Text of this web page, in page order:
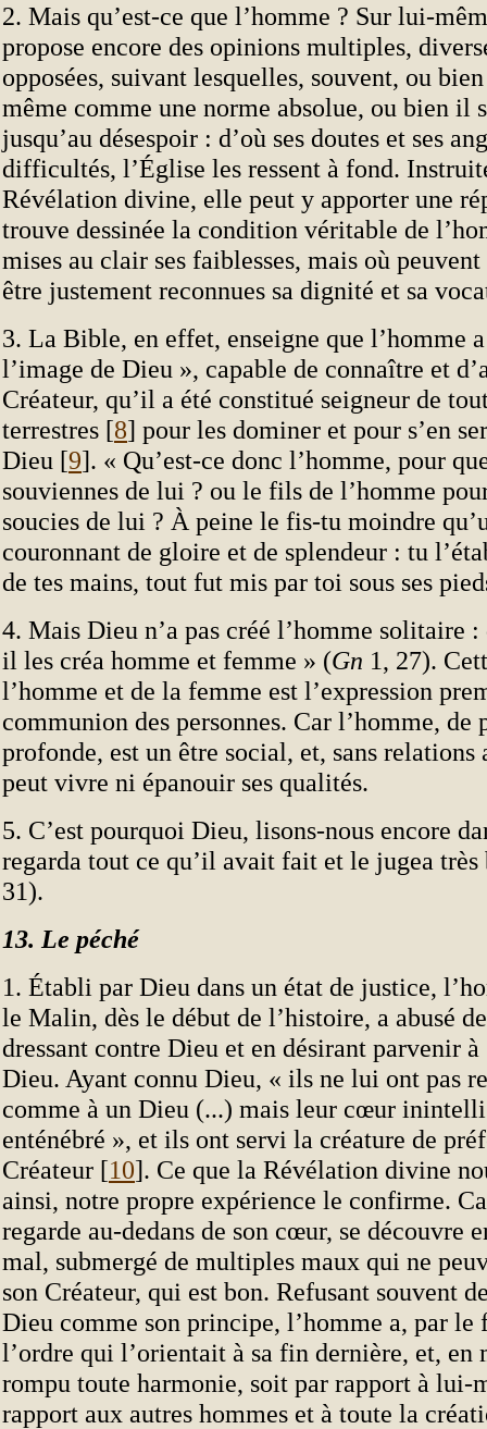
2. Mais qu’est-ce que l’homme ? Sur lui-
propose encore des opinions multiples,
opposées, suivant lesquelles, souvent, ou
même comme une norme absolue, ou bien il
jusqu’au désespoir : d’où ses doutes et ses
difficultés, l’Église les ressent à fond.
Révélation divine, elle peut y apporter une
trouve dessinée la condition véritable de
mises au clair ses faiblesses, mais où
être justement reconnues sa dignité et sa
3. La Bible, en effet, enseigne que l’homme
l’image de Dieu », capable de connaître et
Créateur, qu’il a été constitué seigneur de
terrestres [8] pour les dominer et pour s’en
Dieu [9]. « Qu’est-ce donc l’homme, pour
souviennes de lui ? ou le fils de l’homme
soucies de lui ? À peine le fis-tu moindre
couronnant de gloire et de splendeur : tu
de tes mains, tout fut mis par toi sous ses
4. Mais Dieu n’a pas créé l’homme solitaire
il les créa homme et femme » (Gn 1, 27).
l’homme et de la femme est l’expression
communion des personnes. Car l’homme, de
profonde, est un être social, et, sans
peut vivre ni épanouir ses qualités.
5. C’est pourquoi Dieu, lisons-nous encore
regarda tout ce qu’il avait fait et le jugea très
31).
13. Le péché
1. Établi par Dieu dans un état de justice,
le Malin, dès le début de l’histoire, a abusé
dressant contre Dieu et en désirant parvenir
Dieu. Ayant connu Dieu, « ils ne lui ont pas
comme à un Dieu (...) mais leur cœur
enténébré », et ils ont servi la créature de
Créateur [10]. Ce que la Révélation divine
ainsi, notre propre expérience le confirme.
regarde au-dedans de son cœur, se découvre
mal, submergé de multiples maux qui ne
son Créateur, qui est bon. Refusant souvent
Dieu comme son principe, l’homme a, par le
l’ordre qui l’orientait à sa fin dernière, et, en
rompu toute harmonie, soit par rapport à lui-
rapport aux autres hommes et à toute la